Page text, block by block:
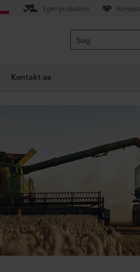
Egen produktion
Søg
Kontakt os